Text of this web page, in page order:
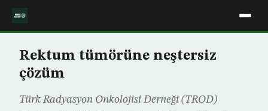
Rektum tümörüne neştersiz
çözüm
Türk Radyasyon Onkolojisi Derneği (TROD)